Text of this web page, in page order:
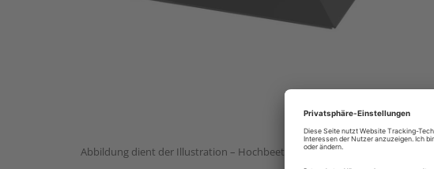
Abbildung dient der Illustration – Hochbeet nicht im Lieferumfang enthalten.